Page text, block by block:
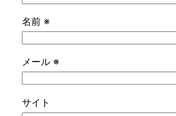
名前 ※
メール ※
サイト